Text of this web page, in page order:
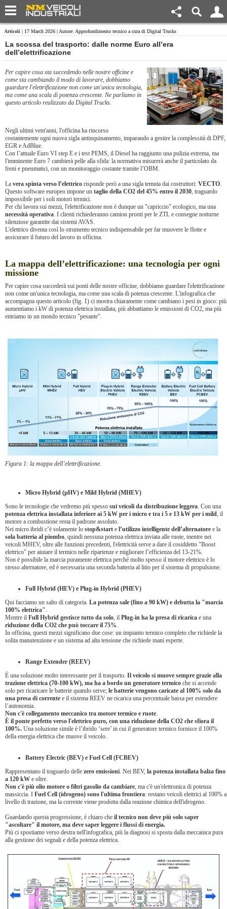
Articoli | 17 March 2026 | Autore: Approfondimento tecnico a cura di Digital Trucks
La scossa del trasporto: dalle norme Euro all’era
dell’elettrificazione
Per capire cosa sta succedendo nelle nostre officine e
come sta cambiando il modo di lavorare, dobbiamo
guardare l'elettrificazione non come un'unica tecnologia,
ma come una scala di potenza crescente. Ne parliamo in
questo articolo realizzato da Digital Trucks.
Negli ultimi vent'anni, l'officina ha rincorso
costantemente ogni nuova sigla antinquinamento, imparando a gestire la complessità di DPF,
EGR e AdBlue.
Con l’attuale Euro VI step E e i test PEMS, il Diesel ha raggiunto una pulizia estrema, ma
l'imminente Euro 7 cambierà pelle alla sfida: la normativa misurerà anche il particolato da
freni e pneumatici, con un monitoraggio costante tramite l’OBM.
La vera spinta verso l’elettrico risponde però a una sigla temuta dai costruttori: VECTO.
Questo software europeo impone un taglio della CO2 del 45% entro il 2030, traguardo
impossibile per i soli motori termici.
Per chi lavora sui mezzi, l'elettrificazione non è dunque un "capriccio" ecologico, ma una
necessità operativa. I clienti richiederanno camion pronti per le ZTL e consegne notturne
silenziose garantite dai sistemi AVAS.
L'elettrico diventa così lo strumento tecnico indispensabile per far muovere le flotte e
assicurare il futuro del lavoro in officina.
La mappa dell’elettrificazione: una tecnologia per ogni
missione
Per capire cosa succederà sui ponti delle nostre officine, dobbiamo guardare l'elettrificazione
non come un'unica tecnologia, ma come una scala di potenza crescente. L'infografica che
accompagna questo articolo (fig. 1) ci mostra chiaramente come cambiano i pesi in gioco: più
aumentiamo i kW di potenza elettrica installata, più abbattiamo le emissioni di CO2, ma più
entriamo in un mondo tecnico "pesante".
Figura 1: la mappa dell’elettrificazione.
Micro Hybrid (µHV) e Mild Hybrid (MHEV)
Sono le tecnologie che vedremo più spesso sui veicoli da distribuzione leggera. Con una
potenza elettrica installata inferiore ai 5 kW per i micro e tra i 5 e 13 kW per i mild, il
motore a combustione resta il padrone assoluto.
Nei micro ibridi c’è solamente lo stop&start e l’utilizzo intelligente dell’alternatore e la
sola batteria al piombo, quindi nessuna potenza elettrica inviata alle ruote, mentre nei
veicoli MHEV, oltre alle funzioni precedenti, l'elettricità serve a dare il cosiddetto "Boost
elettrico" per aiutare il termico nelle ripartenze e migliorare l’efficienza del 13-21%.
Non è possibile la marcia puramente elettrica perché molto spesso il motore elettrico è lo
stesso alternatore, ed è necessaria una seconda batteria al litio per il sistema di propulsione.
Full Hybrid (HEV) e Plug-in Hybrid (PHEV)
Qui facciamo un salto di categoria. La potenza sale (fino a 90 kW) e debutta la "marcia
100% elettrica".
Mentre il Full Hybrid gestisce tutto da solo, il Plug-in ha la presa di ricarica e una
riduzione della CO2 che può toccare il 75%.
In officina, questi mezzi significano due cose: un impianto termico completo che richiede la
solita manutenzione e un sistema ad alta tensione che richiede mani esperte.
Range Extender (REEV)
È una soluzione molto interessante per il trasporto. Il veicolo si muove sempre grazie alla
trazione elettrica (70-100 kW), ma ha a bordo un generatore termico che si accende
solo per ricaricare le batterie quando serve; le batterie vengono caricate al 100% solo da
una presa di corrente e il sistema REEV ne ricarica una percentuale bassa per estendere
l’autonomia.
Non c'è collegamento meccanico tra motore termico e ruote.
È il ponte perfetto verso l'elettrico puro, con una riduzione della CO2 che sfiora il
100%. Una soluzione simile è l’ibrido ‘sere’ in cui il generatore termico fornisce il 100%
della energia elettrica che muove il veicolo.
Battery Electric (BEV) e Fuel Cell (FCBEV)
Rappresentano il traguardo delle zero emissioni. Nei BEV, la potenza installata balza fino
a 120 kW e oltre.
Non c'è più olio motore o filtri gasolio da cambiare, ma c'è un'elettronica di potenza
massiccia. I Fuel Cell (idrogeno) sono l'ultima frontiera: restano veicoli elettrici al 100% a
livello di trazione, ma la corrente viene prodotta dalla reazione chimica dell'idrogeno.
Guardando questa progressione, è chiaro che il tecnico non deve più solo saper
"ascoltare" il motore, ma deve saper leggere i flussi di energia.
Più ci spostiamo verso destra nell'infografica, più la diagnosi si sposta dalla meccanica pura
alla gestione dei segnali e della potenza elettrica.